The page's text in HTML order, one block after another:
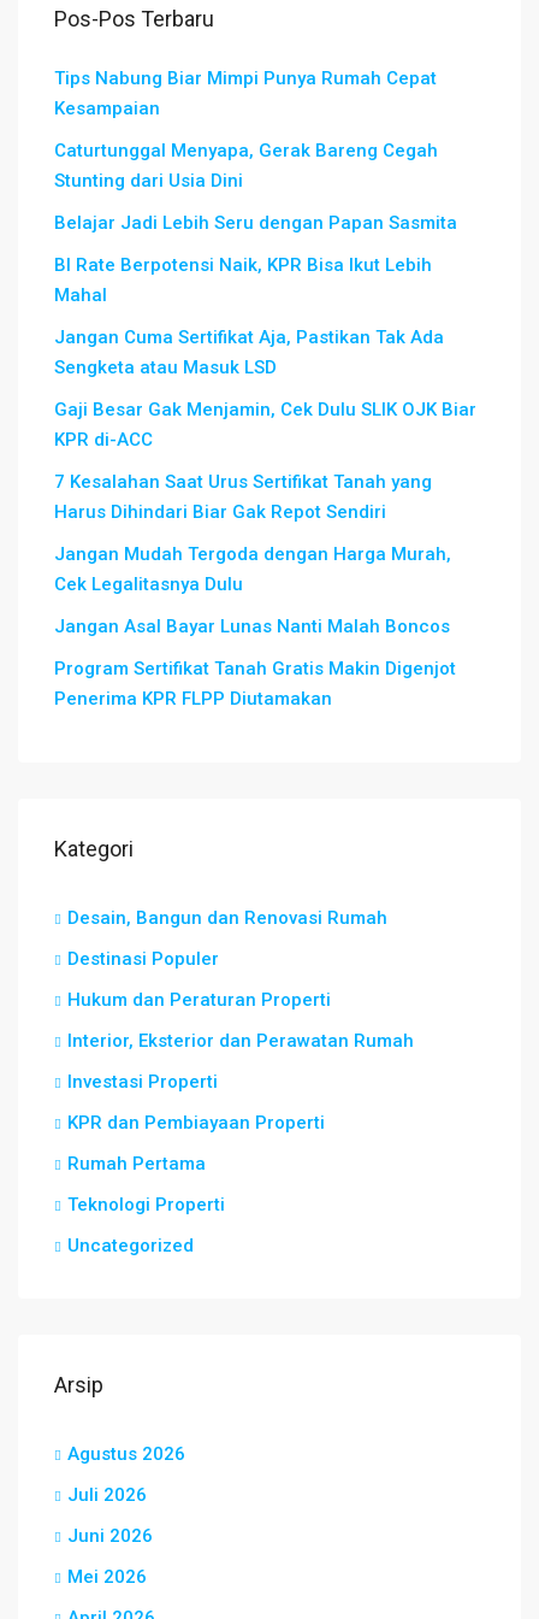
Pos-Pos Terbaru
Tips Nabung Biar Mimpi Punya Rumah Cepat
Kesampaian
Caturtunggal Menyapa, Gerak Bareng Cegah
Stunting dari Usia Dini
Belajar Jadi Lebih Seru dengan Papan Sasmita
BI Rate Berpotensi Naik, KPR Bisa Ikut Lebih
Mahal
Jangan Cuma Sertifikat Aja, Pastikan Tak Ada
Sengketa atau Masuk LSD
Gaji Besar Gak Menjamin, Cek Dulu SLIK OJK Biar
KPR di-ACC
7 Kesalahan Saat Urus Sertifikat Tanah yang
Harus Dihindari Biar Gak Repot Sendiri
Jangan Mudah Tergoda dengan Harga Murah,
Cek Legalitasnya Dulu
Jangan Asal Bayar Lunas Nanti Malah Boncos
Program Sertifikat Tanah Gratis Makin Digenjot
Penerima KPR FLPP Diutamakan
Kategori
Desain, Bangun dan Renovasi Rumah
Destinasi Populer
Hukum dan Peraturan Properti
Interior, Eksterior dan Perawatan Rumah
Investasi Properti
KPR dan Pembiayaan Properti
Rumah Pertama
Teknologi Properti
Uncategorized
Arsip
Agustus 2026
Juli 2026
Juni 2026
Mei 2026